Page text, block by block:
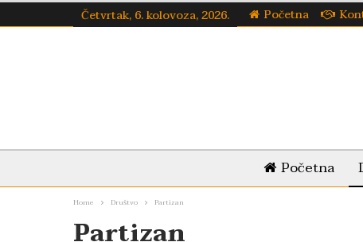
Četvrtak, 6. kolovoza, 2026. Početna
Početna
Home Društvo Partizan
Partizan